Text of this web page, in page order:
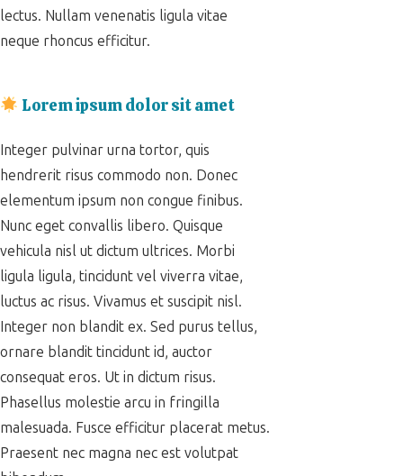
lectus. Nullam venenatis ligula vitae
neque rhoncus efficitur.
Lorem ipsum dolor sit amet
Integer pulvinar urna tortor, quis
hendrerit risus commodo non. Donec
elementum ipsum non congue finibus.
Nunc eget convallis libero. Quisque
vehicula nisl ut dictum ultrices. Morbi
ligula ligula, tincidunt vel viverra vitae,
luctus ac risus. Vivamus et suscipit nisl.
Integer non blandit ex. Sed purus tellus,
ornare blandit tincidunt id, auctor
consequat eros. Ut in dictum risus.
Phasellus molestie arcu in fringilla
malesuada. Fusce efficitur placerat metus.
Praesent nec magna nec est volutpat